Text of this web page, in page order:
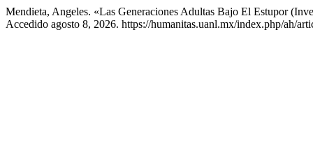
Mendieta, Angeles. «Las Generaciones Adultas Bajo El Estupor
Accedido agosto 8, 2026. https://humanitas.uanl.mx/index.php/ah/